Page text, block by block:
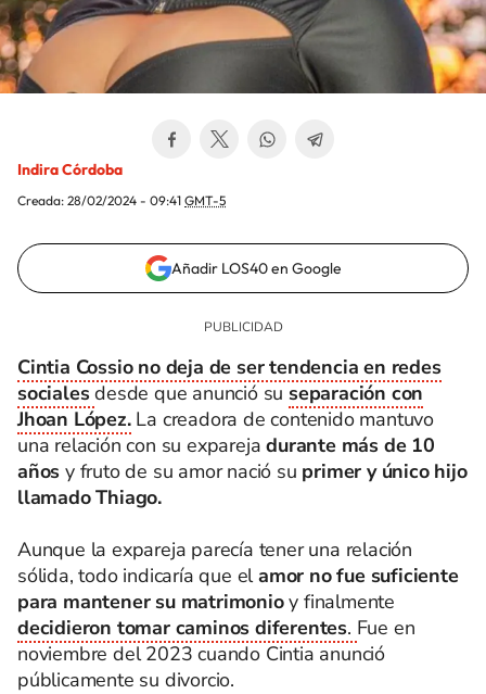
Indira Córdoba
Creada: 28/02/2024 - 09:41 GMT-5
Añadir LOS40 en Google
Cintia Cossio no deja de ser tendencia en redes
sociales desde que anunció su separación con
Jhoan López. La creadora de contenido mantuvo
una relación con su expareja durante más de 10
años y fruto de su amor nació su primer y único hijo
llamado Thiago.
Aunque la expareja parecía tener una relación
sólida, todo indicaría que elamor no fue suficiente
para mantener su matrimonioy finalmente
decidieron tomar caminos diferentes. Fue en
noviembre del 2023 cuando Cintia anunció
públicamente su divorcio.